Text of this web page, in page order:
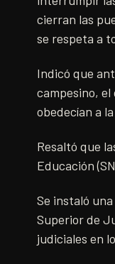
cierran las
se respeta a
Indicó que
campesino,
obedecían a
Resaltó que
Educación
Se instaló
Superior de
judiciales en